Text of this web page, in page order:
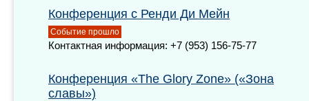
Конференция с Ренди Ди Мейн
Событие прошло
Контактная информация: +7 (953) 156-75-77
Конференция «The Glory Zone» («Зона
славы»)